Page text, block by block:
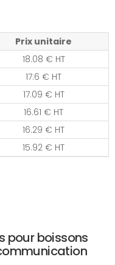
Prix unitaire
18.08 € HT
17.6 € HT
17.09 € HT
16.61 € HT
16.29 € HT
15.92 € HT
pour boissons